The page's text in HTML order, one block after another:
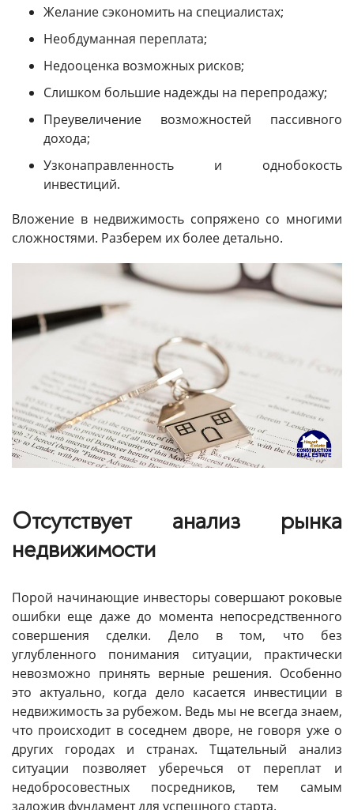
Желание сэкономить на специалистах;
Необдуманная переплата;
Недооценка возможных рисков;
Слишком большие надежды на перепродажу;
Преувеличение возможностей пассивного
дохода;
Узконаправленность и однобокость
инвестиций.
Вложение в недвижимость сопряжено со многими
сложностями. Разберем их более детально.
Отсутствует анализ рынка
недвижимости
Порой начинающие инвесторы совершают роковые
ошибки еще даже до момента непосредственного
совершения сделки. Дело в том, что без
углубленного понимания ситуации, практически
невозможно принять верные решения. Особенно
это актуально, когда дело касается инвестиции в
недвижимость за рубежом. Ведь мы не всегда знаем,
что происходит в соседнем дворе, не говоря уже о
других городах и странах. Тщательный анализ
ситуации позволяет уберечься от переплат и
недобросовестных посредников, тем самым
заложив фундамент для успешного старта.